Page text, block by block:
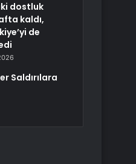
dostluk
kaldı,
de
Saldırılara